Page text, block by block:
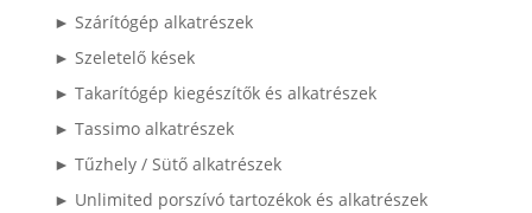
► Szárítógép alkatrészek
► Szeletelő kések
► Takarítógép kiegészítők és alkatrészek
► Tassimo alkatrészek
► Tűzhely / Sütő alkatrészek
► Unlimited porszívó tartozékok és alkatrészek